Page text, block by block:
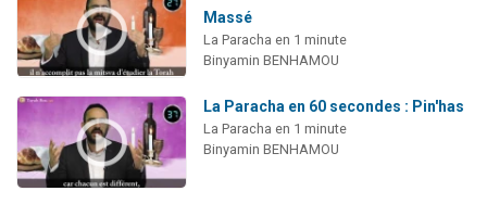
Massé
La Paracha en 1 minute
Binyamin BENHAMOU
La Paracha en 60 secondes : Pin'has
La Paracha en 1 minute
Binyamin BENHAMOU